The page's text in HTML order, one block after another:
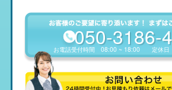
050-3186-
お電話受付時間08:00 ~ 18:00 定休日